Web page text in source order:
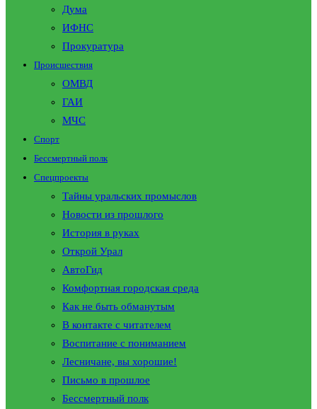
Дума
ИФНС
Прокуратура
Происшествия
ОМВД
ГАИ
МЧС
Спорт
Бессмертный полк
Спецпроекты
Тайны уральских промыслов
Новости из прошлого
История в руках
Открой Урал
АвтоГид
Комфортная городская среда
Как не быть обманутым
В контакте с читателем
Воспитание с пониманием
Лесничане, вы хорошие!
Письмо в прошлое
Бессмертный полк